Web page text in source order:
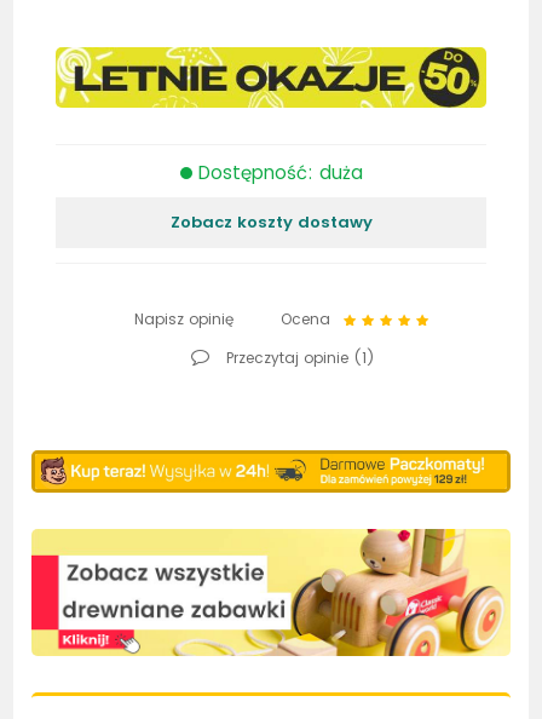
Dostępność: duża
Zobacz koszty dostawy
Napisz opinię
Ocena
Przeczytaj opinie (1)